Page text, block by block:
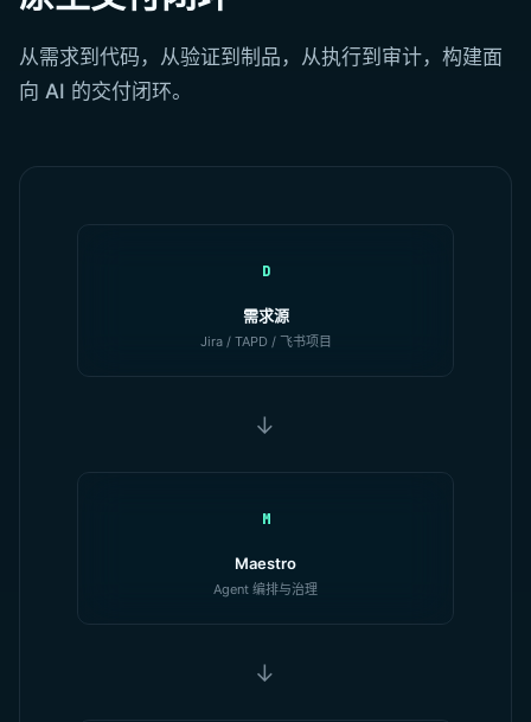
从需求到代码，从验证到制品，从执行到审计，构建面
向 AI 的交付闭环。
D
需求源
Jira / TAPD / 飞书项目
→
M
Maestro
Agent 编排与治理
→